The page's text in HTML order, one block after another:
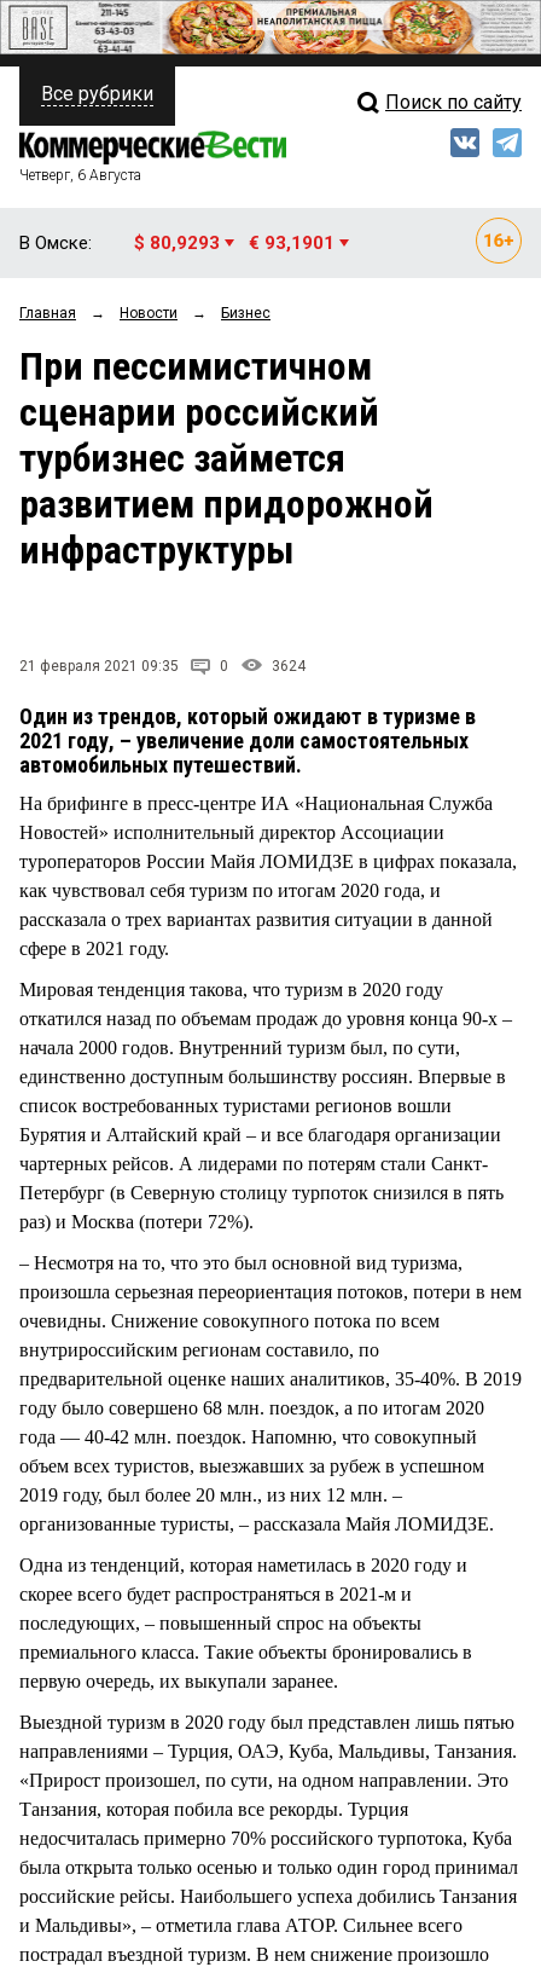
ПОЛИТИКА
ФИНАНСЫ
ОБЩЕСТВО
ЗАКОН
НОВОСТИ КОМПАНИЙ
СТИЛЬ ЖИЗНИ
Свежий выпуск
Рейтинги
Блоги
Архив
Все рубрики Поиск по сайту
Четверг, 6 Августа
В Омске: $ 80,9293 € 93,1901
Главная → Новости → Бизнес
При пессимистичном
сценарии российский
турбизнес займется
развитием придорожной
инфраструктуры
21 февраля 2021 09:35 0 3624
Один из трендов, который ожидают в туризме в
2021 году, – увеличение доли самостоятельных
автомобильных путешествий.
На брифинге в пресс-центре ИА «Национальная Служба
Новостей» исполнительный директор Ассоциации
туроператоров России Майя ЛОМИДЗЕ в цифрах показала,
как чувствовал себя туризм по итогам 2020 года, и
рассказала о трех вариантах развития ситуации в данной
сфере в 2021 году.
Мировая тенденция такова, что туризм в 2020 году
откатился назад по объемам продаж до уровня конца 90-х –
начала 2000 годов. Внутренний туризм был, по сути,
единственно доступным большинству россиян. Впервые в
список востребованных туристами регионов вошли
Бурятия и Алтайский край – и все благодаря организации
чартерных рейсов. А лидерами по потерям стали Санкт-
Петербург (в Северную столицу турпоток снизился в пять
раз) и Москва (потери 72%).
– Несмотря на то, что это был основной вид туризма,
произошла серьезная переориентация потоков, потери в нем
очевидны. Снижение совокупного потока по всем
внутрироссийским регионам составило, по
предварительной оценке наших аналитиков, 35-40%. В 2019
году было совершено 68 млн. поездок, а по итогам 2020
года — 40-42 млн. поездок. Напомню, что совокупный
объем всех туристов, выезжавших за рубеж в успешном
2019 году, был более 20 млн., из них 12 млн. –
организованные туристы, – рассказала Майя ЛОМИДЗЕ.
Одна из тенденций, которая наметилась в 2020 году и
скорее всего будет распространяться в 2021-м и
последующих, – повышенный спрос на объекты
премиального класса. Такие объекты бронировались в
первую очередь, их выкупали заранее.
Выездной туризм в 2020 году был представлен лишь пятью
направлениями – Турция, ОАЭ, Куба, Мальдивы, Танзания.
«Прирост произошел, по сути, на одном направлении. Это
Танзания, которая побила все рекорды. Турция
недосчиталась примерно 70% российского турпотока, Куба
была открыта только осенью и только один город принимал
российские рейсы. Наибольшего успеха добились Танзания
и Мальдивы», – отметила глава АТОР. Сильнее всего
пострадал въездной туризм. В нем снижение произошло